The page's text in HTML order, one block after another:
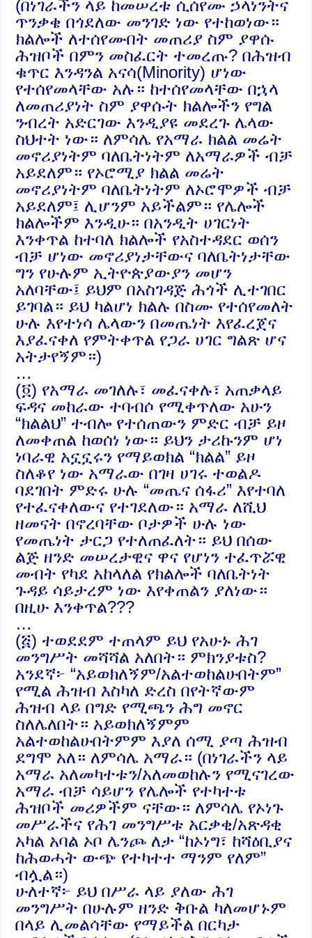
(በነገራችን ላይ ከመሠረቱ ሲሰየሙ ኃላነንትና
ጥንቃቄ በጎደለው መንገድ ነው የተከወነው።
ክልሎች ለተሰየሙበት መጠሪያ ስም ያዋሱ
ሕዝቦች በምን መስፈርት ተመረጡ? በሕዝብ
ቁጥር እንዳንል አናሳ(Minority) ሆነው
የተሰየመላቸው አሉ። ከተሰየመላቸው በኋላ
ለመጠሪያነት ስም ያዋሱት ክልሎችን የግል
ንብረት አድርገው እንዲያዩ መደረጉ ሌላው
ስህተት ነው። ለምሳሌ የአማራ ክልል መሬት
መኖሪያነትም ባለቤትነትም ለአማራዎች ብቻ
አይደለም። የኦሮሚያ ክልል መሬት
መኖሪያነትም ባለቤትነትም ለኦሮሞዎች ብቻ
አይደለም፤ ሊሆንም አይችልም። የሌሎች
ክልሎችም እንዲሁ። በአንዲት ሀገርነት
እንቀጥል ከተባለ ክልሎች የአስተዳደር ወሰን
ብቻ ሆነው መኖሪያነታቸውና ባለቤትነታቸው
ግን የሁሉም ኢትዮጵያውያን መሆን
አለባቸው፤ ይህም በአስገዳጅ ሕጎች ሊተገበር
ይገባል። ይህ ካልሆነ ክልሉ በስሙ የተሰየመለት
ሁሉ እየተነሳ ሌላውን በመጤነት እየፈረጀና
እያፈናቀለ የምትቀጥል የጋራ ሀገር ግልጽ ሆና
አትታየኝም።)
…
(፬) የአማራ መገለሉ፣ መፈናቀሉ፣ አጠቃላይ
ፍዳና መከራው ተባብሶ የሚቀጥለው አሁን
“ክልልህ” ተብሎ የተሰጠውን ምድር ብቻ ይዞ
ለመቀጠል ከወሰነ ነው። ይህን ታሪኩንም ሆነ
ነባራዊ አኗኗሩን የማይወክል “ክልል” ይዞ
ስለቆየ ነው አማራው በገዛ ሀገሩ ተወልዶ
ባደገበት ምድሩ ሁሉ “መጤና ሰፋሪ” እየተባለ
የተፈናቀለውና የተገደለው። አማራ ለሺህ
ዘመናት በኖረባቸው ቦታዎች ሁሉ ነው
የመጤነት ታርጋ የተለጠፈለት። ይህ በሰው
ልጅ ዘንድ መሠረታዊና ዋና የሆነን ተፈጥሯዊ
መብት የካደ አከላለል የክልሎች ባለቤትነት
ጉዳይ ሳይታረም ነው እየቀጠልን ያለነው።
በዚሁ እንቀጥል???
…
(፭) ተወደደም ተጠላም ይህ የአሁኑ ሕገ
መንግሥት መሻሻል አለበት። ምክንያቱስ?
አንደኛ፦ “አይወክለኝም/አልተወከልሁበትም”
የሚል ሕዝብ እስካለ ድረስ በየትኛውም
ሕዝብ ላይ በግድ የሚጫን ሕግ መኖር
ስለሌለበት። አይወክለኝምም
አልተወከልሁበትምም እያለ ሰሚ ያጣ ሕዝብ
ደግሞ አለ። ለምሳሌ አማራ። (በነገራችን ላይ
አማራ አለመካተቱን/አለመወከሉን የሚናገረው
አማራ ብቻ ሳይሆን የሌሎች የተካተቱ
ሕዝቦች መሪዎችም ናቸው። ለምሳሌ የኦነጉ
መሥራችና የሕገ መንግሥቱ አርቃቂ/አጽዳቂ
አካል አባል ኦቦ ሌንጮ ለታ “ከኦነግ፣ ከሻዕቢያና
ከሕወሓት ውጭ የተካተተ ማንም የለም”
ብሏል።)
ሁለተኛ፦ ይህ በሥራ ላይ ያለው ሕገ
መንግሥት በሁሉም ዘንድ ቅቡል ካለመሆኑም
በላይ ሊመልሳቸው የማይችል በርካታ